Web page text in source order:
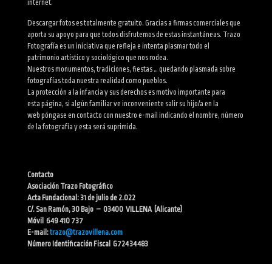
internet.
Descargar fotos es totalmente gratuito. Gracias a firmas comerciales que
aporta su apoyo para que todos disfrutemos de estas instantáneas. Trazo
Fotografía es un iniciativa que refleja e intenta plasmar todo el
patrimonio artístico y sociológico que nos rodea.
Nuestros monumentos, tradiciones, fiestas … quedando plasmada sobre
fotografías toda nuestra realidad como pueblos.
La protección a la infancia y sus derechos es motivo importante para
esta página, si algún familiar ve inconveniente salir su hijo/a en la
web póngase en contacto con nuestro e-mail indicando el nombre, número
de la fotografía y esta será suprimida.
Contacto
Asociación Trazo Fotográfico
Acta Fundacional: 31 de julio de 2.022
C/. San Ramón, 30 Bajo – 03400 VILLENA (Alicante)
Móvil 649 410 737
E-mail:trazo@trazovillena.com
Número Identificación Fiscal G72434483